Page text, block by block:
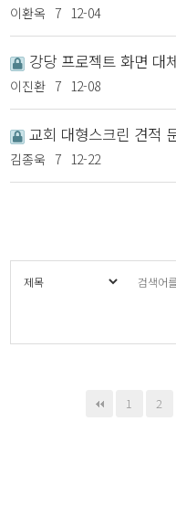
이환옥 7 12-04
강당 프로젝트 화면 대
이진환 7 12-08
교회 대형스크린 견적
김종욱 7 12-22
1 2